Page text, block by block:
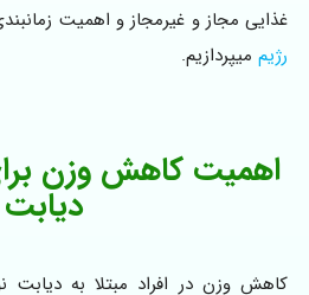
غذایی مجاز و غیرمجاز و اهمیت
رژیم میپردازیم.
اهمیت کاهش وزن برای
دیابت